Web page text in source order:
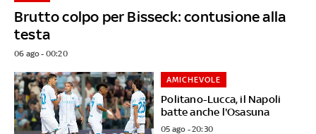
Brutto colpo per Bisseck: contusione alla
testa
06 ago - 00:20
Politano-Lucca, il Napoli
batte anche l'Osasuna
AMICHEVOLE
05 ago - 20:30